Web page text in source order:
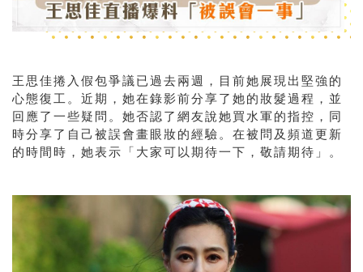
王思佳捲入假包爭議已過去兩週，目前她展現出堅強的
心態復工。近期，她在錄影前分享了她的妝髮過程，並
回應了一些疑問。她否認了網友說她買水軍的指控，同
時分享了自己被誤會畫眼妝的經驗。在被問及頻道更新
的時間時，她表示「大家可以期待一下，敬請期待」。